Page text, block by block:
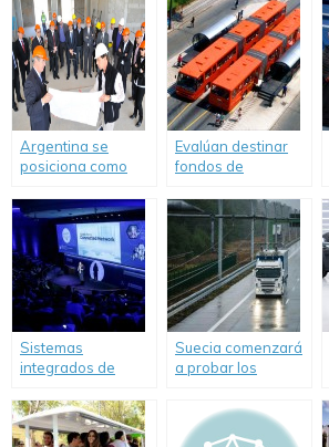
Argentina se
posiciona como
capacitación de
choferes
Evalúan destinar
fondos de
apoyar transporte
sostenible
Sistemas
integrados de
visión de Ford para
el Futuro de la
Suecia comenzará
a probar los
eléctricos Scania